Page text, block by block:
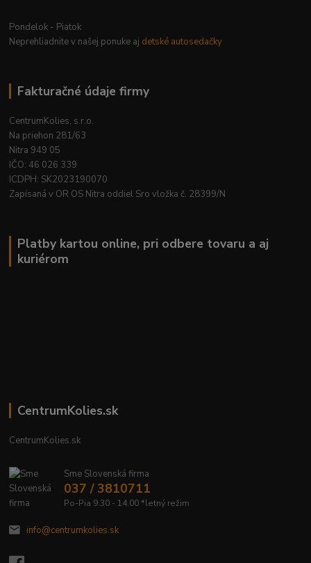
Pondelok - Piatok
Neprehliadnite v našej ponuke aj detské autosedačky
Fakturačné údaje firmy
CentrumKolies, s.r.o.
Na priehon 281/63
Nitra 949 05
IČO: 46 026 339
ICDPH: SK2023190070
Zapísaná v OR OS Nitra oddiel Sro vložka č. 28399/N
Platby kartou online, pri odbere tovaru a aj
kuriérom
CentrumKolies.sk
CentrumKolies.sk
Sme Slovenská firma
037 / 3810711
Po-Pia 9.30 - 14.00 *letný režim
info@centrumkolies.sk